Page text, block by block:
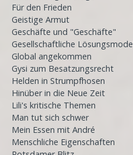
Für den Frieden
Geistige Armut
Geschäfte und "Geschäfte"
Gesellschaftliche
Global angekommen
Gysi zum Besatzungsrecht
Helden in Strumpfhosen
Hinüber in die Neue Zeit
Lili's kritische Themen
Man tut sich schwer
Mein Essen mit André
Menschliche Eigenschaften